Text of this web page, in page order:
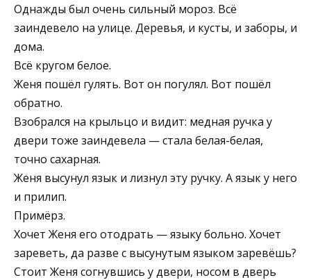
Однажды был очень сильный мороз. Всё
заиндевело на улице. Деревья, и кусты, и заборы, и
дома.
Всё кругом белое.
Женя пошёл гулять. Вот он погулял. Вот пошёл
обратно.
Взобрался на крыльцо и видит: медная ручка у
двери тоже заиндевела — стала белая-белая,
точно сахарная.
Женя высунул язык и лизнул эту ручку. А язык у него
и прилип.
Примёрз.
Хочет Женя его отодрать — языку больно. Хочет
зареветь, да разве с высунутым языком заревёшь?
Стоит Женя согнувшись у двери, носом в дверь